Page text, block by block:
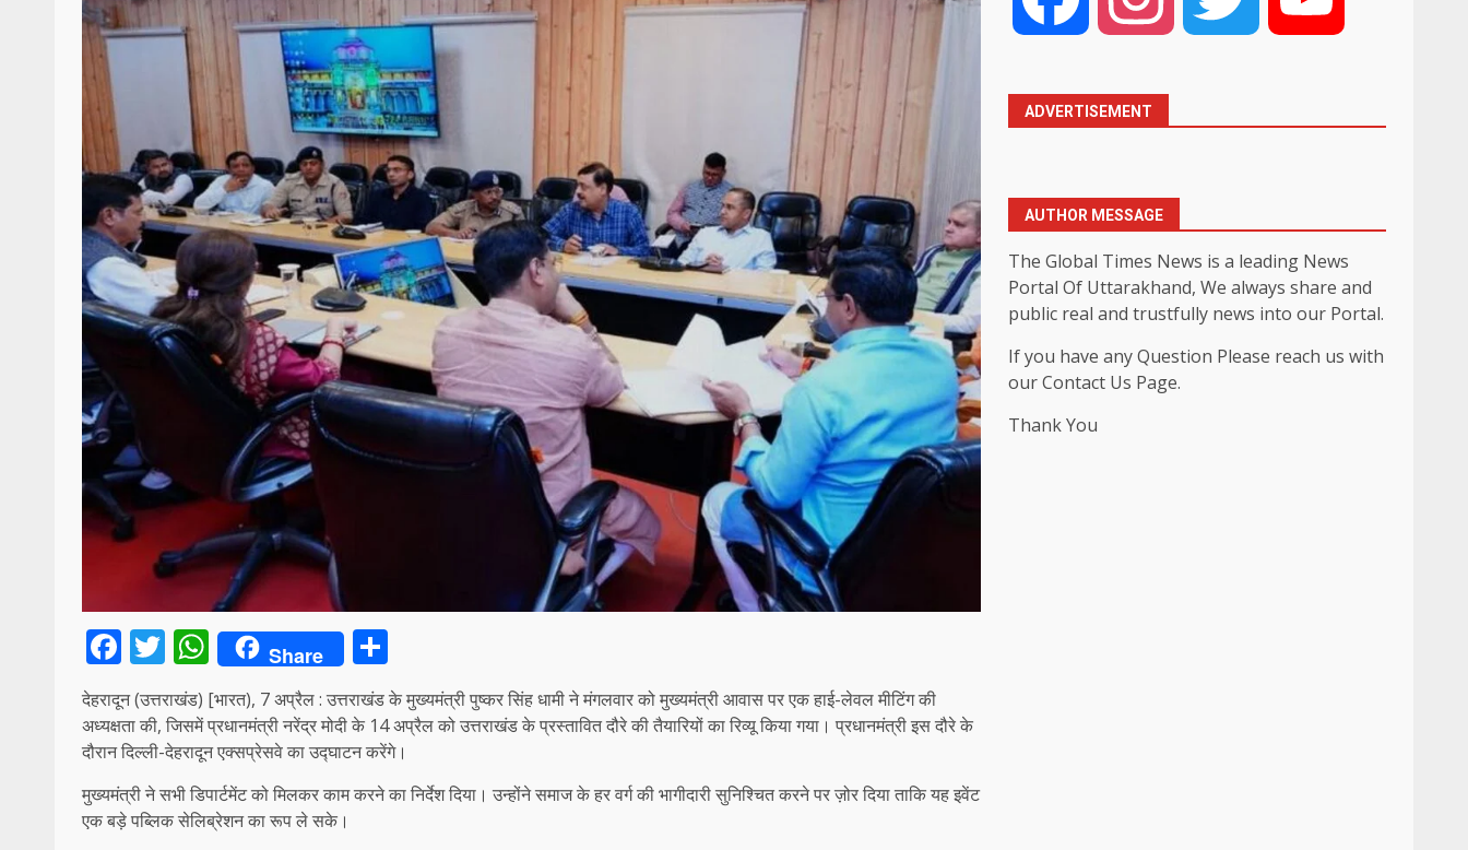
Facebook
Twitter
WhatsApp
Share
देहरादून (उत्तराखंड) [भारत), 7 अप्रैल : उत्तराखंड के मुख्यमंत्री पुष्कर सिंह धामी ने मंगलवार को मुख्यमंत्री आवास पर एक हाई-लेवल मीटिंग की
अध्यक्षता की, जिसमें प्रधानमंत्री नरेंद्र मोदी के 14 अप्रैल को उत्तराखंड के प्रस्तावित दौरे की तैयारियों का रिव्यू किया गया। प्रधानमंत्री इस दौरे के
दौरान दिल्ली-देहरादून एक्सप्रेसवे का उद्घाटन करेंगे।
मुख्यमंत्री ने सभी डिपार्टमेंट को मिलकर काम करने का निर्देश दिया। उन्होंने समाज के हर वर्ग की भागीदारी सुनिश्चित करने पर ज़ोर दिया ताकि यह इवेंट
एक बड़े पब्लिक सेलिब्रेशन का रूप ले सके।
ADVERTISEMENT
AUTHOR MESSAGE
The Global Times News is a leading News
Portal Of Uttarakhand, We always share and
public real and trustfully news into our Portal.
If you have any Question Please reach us with
our Contact Us Page.
Thank You